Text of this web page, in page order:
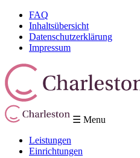
FAQ
Inhaltsübersicht
Datenschutzerklärung
Impressum
☰ Menu
Leistungen
Einrichtungen